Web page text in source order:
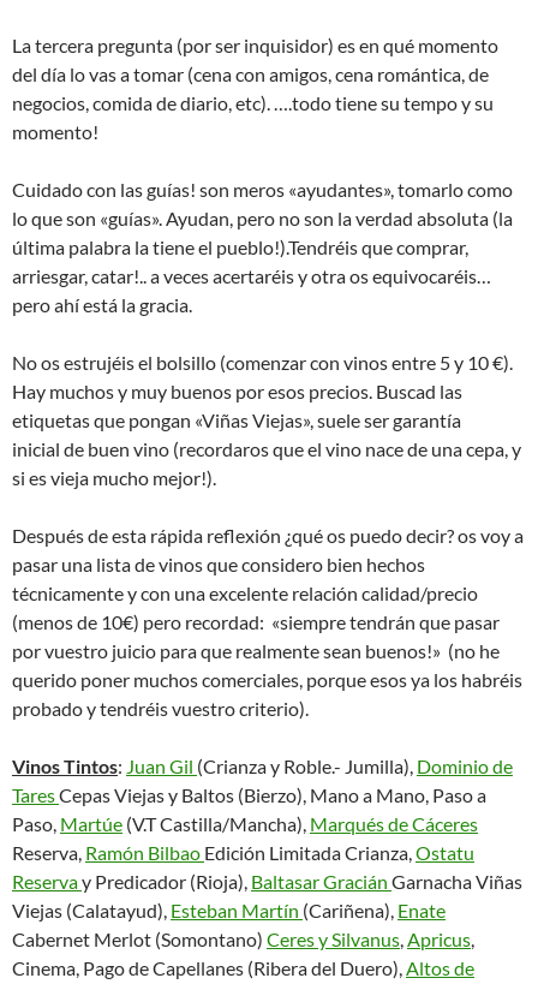
La tercera pregunta (por ser inquisidor) es en qué momento
del día lo vas a tomar (cena con amigos, cena romántica, de
negocios, comida de diario, etc). ….todo tiene su tempo y su
momento!
Cuidado con las guías! son meros «ayudantes», tomarlo como
lo que son «guías». Ayudan, pero no son la verdad absoluta (la
última palabra la tiene el pueblo!).Tendréis que comprar,
arriesgar, catar!.. a veces acertaréis y otra os equivocaréis…
pero ahí está la gracia.
No os estrujéis el bolsillo (comenzar con vinos entre 5 y 10 €).
Hay muchos y muy buenos por esos precios. Buscad las
etiquetas que pongan «Viñas Viejas», suele ser garantía
inicial de buen vino (recordaros que el vino nace de una cepa, y
si es vieja mucho mejor!).
Después de esta rápida reflexión ¿qué os puedo decir? os voy a
pasar una lista de vinos que considero bien hechos
técnicamente y con una excelente relación calidad/precio
(menos de 10€) pero recordad: «siempre tendrán que pasar
por vuestro juicio para que realmente sean buenos!» (no he
querido poner muchos comerciales, porque esos ya los habréis
probado y tendréis vuestro criterio).
Vinos Tintos: Juan Gil (Crianza y Roble.- Jumilla), Dominio de
TaresCepas Viejas y Baltos (Bierzo), Mano a Mano, Paso a
Paso, Martúe (V.T Castilla/Mancha), Marqués de Cáceres
Reserva, Ramón Bilbao Edición Limitada Crianza,Ostatu
Reservay Predicador (Rioja), Baltasar Gracián Garnacha Viñas
Viejas (Calatayud), Esteban Martín (Cariñena), Enate
Cabernet Merlot (Somontano) Ceres y Silvanus,Apricus,
Cinema, Pago de Capellanes (Ribera del Duero),Altos de